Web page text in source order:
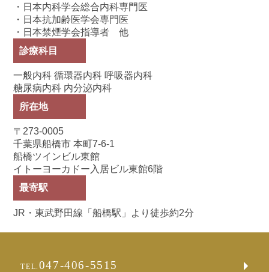
・日本内科学会総合内科専門医
・日本抗加齢医学会専門医
・日本禁煙学会指導者 他
診療科目
一般内科 循環器内科 呼吸器内科
糖尿病内科 内分泌内科
所在地
〒273-0005
千葉県船橋市 本町7-6-1
船橋ツインビル東館
イトーヨーカドー入居ビル東館6階
最寄駅
JR・東武野田線「船橋駅」より徒歩約2分
TEL. 047-406-5515